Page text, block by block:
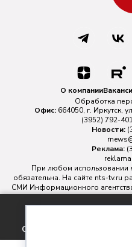
соглашаетесь с
О компании
Обработка
Офис: 664050, г. Иркутск,
(3952) 792-401
Новости:
Реклама:
При любом использовании
обязательна. На сайте nts-tv.ru
СМИ Информационного
№ ФС 77 - 88763
надзору в сфере связи,
Главный редактор ИА "НТС"